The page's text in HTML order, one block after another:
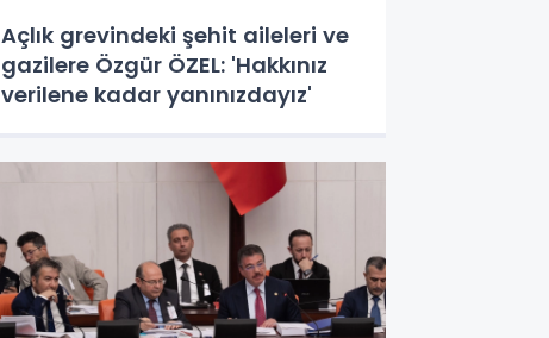
Açlık grevindeki şehit aileleri ve
gazilere Özgür ÖZEL: 'Hakkınız
verilene kadar yanınızdayız'